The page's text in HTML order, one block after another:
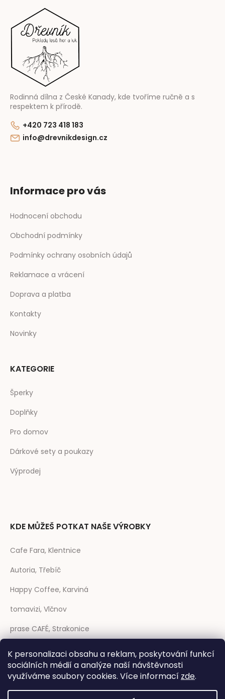
K personalizaci obsahu a reklam, poskytování funkcí
sociálních médií a analýze naší návštěvnosti
využíváme soubory cookies. Více informací zde.
Rodinná dílna z České Kanady, kde tvoříme ručně a s
respektem k přírodě.
+420 723 418 183
info@drevnikdesign.cz
Informace pro vás
Hodnocení obchodu
Obchodní podmínky
Podmínky ochrany osobních údajů
Reklamace a vrácení
Doprava a platba
Kontakty
Novinky
KATEGORIE
Šperky
Doplňky
Pro domov
Dárkové sety a poukazy
Výprodej
KDE MŮŽEŠ POTKAT NAŠE VÝROBKY
Cafe Fara, Klentnice
Autoria, Třebíč
Happy Coffee, Karviná
tomavizi, Vlčnov
prase CAFÉ, Strakonice
Coffee Sheep, Trenčín (SK)
Rozmarýna, Telč